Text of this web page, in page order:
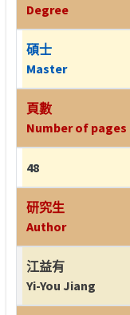
Degree
碩士
Master
頁數
Number of pages
48
研究生
Author
江益有
Yi-You Jiang